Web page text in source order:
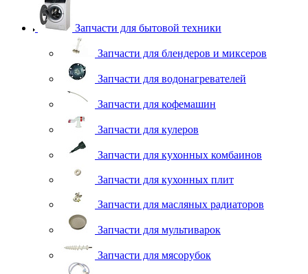
Запчасти для бытовой техники
Запчасти для блендеров и миксеров
Запчасти для водонагревателей
Запчасти для кофемашин
Запчасти для кулеров
Запчасти для кухонных комбаинов
Запчасти для кухонных плит
Запчасти для масляных радиаторов
Запчасти для мультиварок
Запчасти для мясорубок